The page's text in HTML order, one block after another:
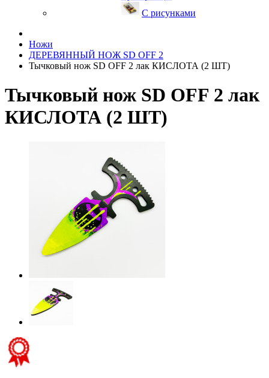
С рисунками
Ножи
ДЕРЕВЯННЫЙ НОЖ SD OFF 2
Тычковый нож SD OFF 2 лак КИСЛОТА (2 ШТ)
Тычковый нож SD OFF 2 лак
КИСЛОТА (2 ШТ)